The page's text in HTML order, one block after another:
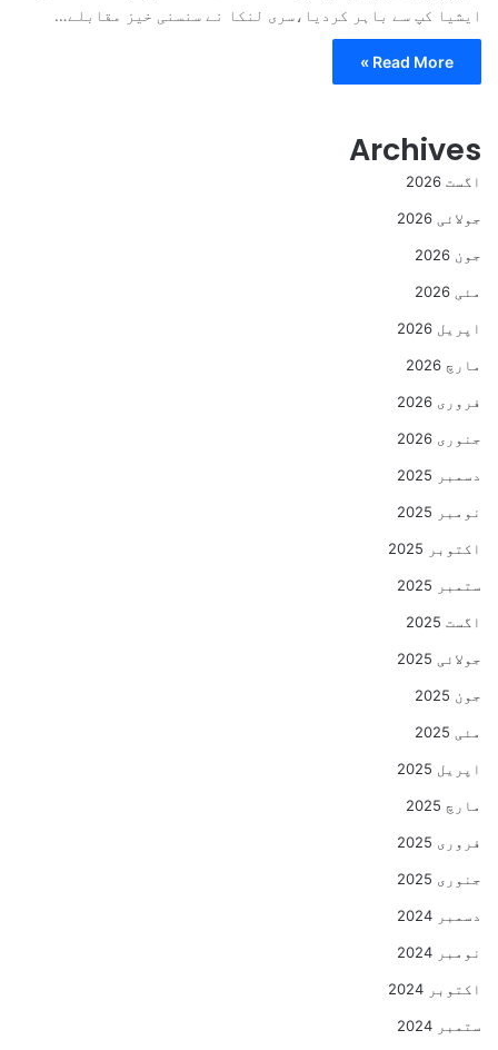
ایشیا کپ سے باہر کردیا،سری لنکا نے سنسنی خیز مقابلے…
Read More »
Archives
اگست 2026
جولائی 2026
جون 2026
مئی 2026
اپریل 2026
مارچ 2026
فروری 2026
جنوری 2026
دسمبر 2025
نومبر 2025
اکتوبر 2025
ستمبر 2025
اگست 2025
جولائی 2025
جون 2025
مئی 2025
اپریل 2025
مارچ 2025
فروری 2025
جنوری 2025
دسمبر 2024
نومبر 2024
اکتوبر 2024
ستمبر 2024